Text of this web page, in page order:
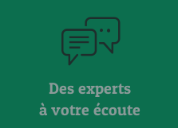
Des experts
à votre écoute